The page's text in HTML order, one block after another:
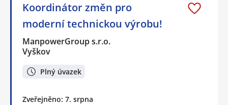
Koordinátor změn pro
moderní technickou výrobu!
ManpowerGroup s.r.o.
Vyškov
Plný úvazek
Zveřejněno: 7. srpna